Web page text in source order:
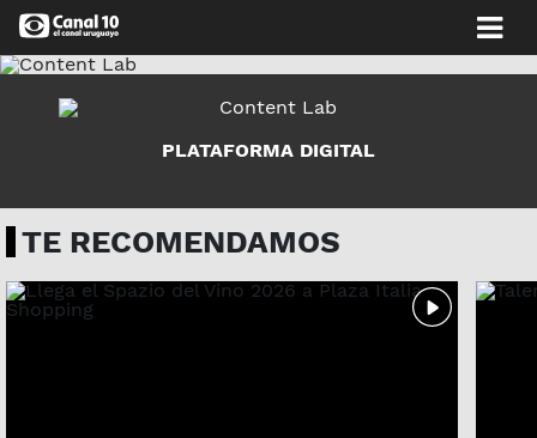
PLATAFORMA DIGITAL
TE RECOMENDAMOS